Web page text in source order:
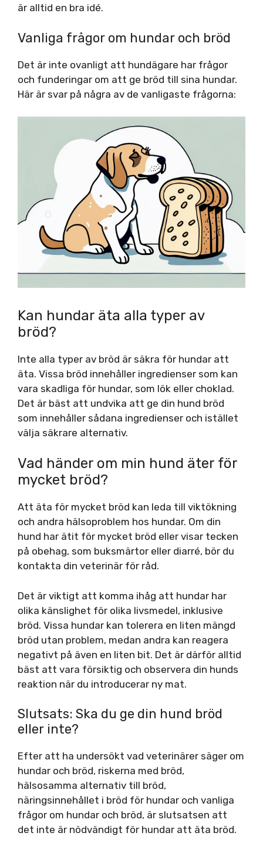
är alltid en bra idé.
Vanliga frågor om hundar och bröd
Det är inte ovanligt att hundägare har frågor
och funderingar om att ge bröd till sina hundar.
Här är svar på några av de vanligaste frågorna:
Kan hundar äta alla typer av
bröd?
Inte alla typer av bröd är säkra för hundar att
äta. Vissa bröd innehåller ingredienser som kan
vara skadliga för hundar, som lök eller choklad.
Det är bäst att undvika att ge din hund bröd
som innehåller sådana ingredienser och istället
välja säkrare alternativ.
Vad händer om min hund äter för
mycket bröd?
Att äta för mycket bröd kan leda till viktökning
och andra hälsoproblem hos hundar. Om din
hund har ätit för mycket bröd eller visar tecken
på obehag, som buksmärtor eller diarré, bör du
kontakta din veterinär för råd.
Det är viktigt att komma ihåg att hundar har
olika känslighet för olika livsmedel, inklusive
bröd. Vissa hundar kan tolerera en liten mängd
bröd utan problem, medan andra kan reagera
negativt på även en liten bit. Det är därför alltid
bäst att vara försiktig och observera din hunds
reaktion när du introducerar ny mat.
Slutsats: Ska du ge din hund bröd
eller inte?
Efter att ha undersökt vad veterinärer säger om
hundar och bröd, riskerna med bröd,
hälsosamma alternativ till bröd,
näringsinnehållet i bröd för hundar och vanliga
frågor om hundar och bröd, är slutsatsen att
det inte är nödvändigt för hundar att äta bröd.